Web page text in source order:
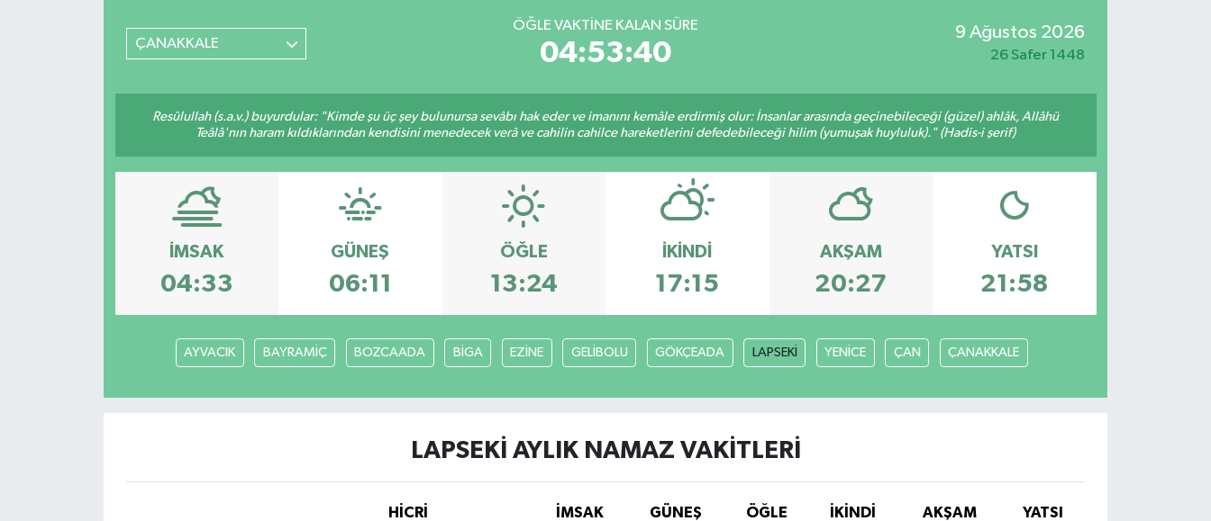
ÇANAKKALE
ÖĞLE VAKTINE KALAN SÜRE
04:53:39
9 Ağustos 2026
26 Safer 1448
Resûlullah (s.a.v.) buyurdular: "Kimde şu üç şey bulunursa sevâbı hak eder ve imanını kemâle erdirmiş olur: İnsanlar arasında geçinebileceği (güzel) ahlâk, Allâhü
Teâlâ'nın haram kıldıklarından kendisini menedecek verâ ve cahilin cahilce hareketlerini defedebileceği hilim (yumuşak huyluluk)." (Hadis-i şerif)
İMSAK
04:33
GÜNEŞ
06:11
ÖĞLE
13:24
İKINDI
17:15
AKŞAM
20:27
YATSI
21:58
AYVACIK BAYRAMİÇ BOZCAADA BİGA EZİNE GELİBOLU GÖKÇEADA LAPSEKİ YENİCE ÇAN ÇANAKKALE
LAPSEKİ AYLIK NAMAZ VAKITLERI
HİCRİ İMSAK GÜNEŞ ÖĞLE İKINDI AKŞAM
YATSI
TRABZONSPOR